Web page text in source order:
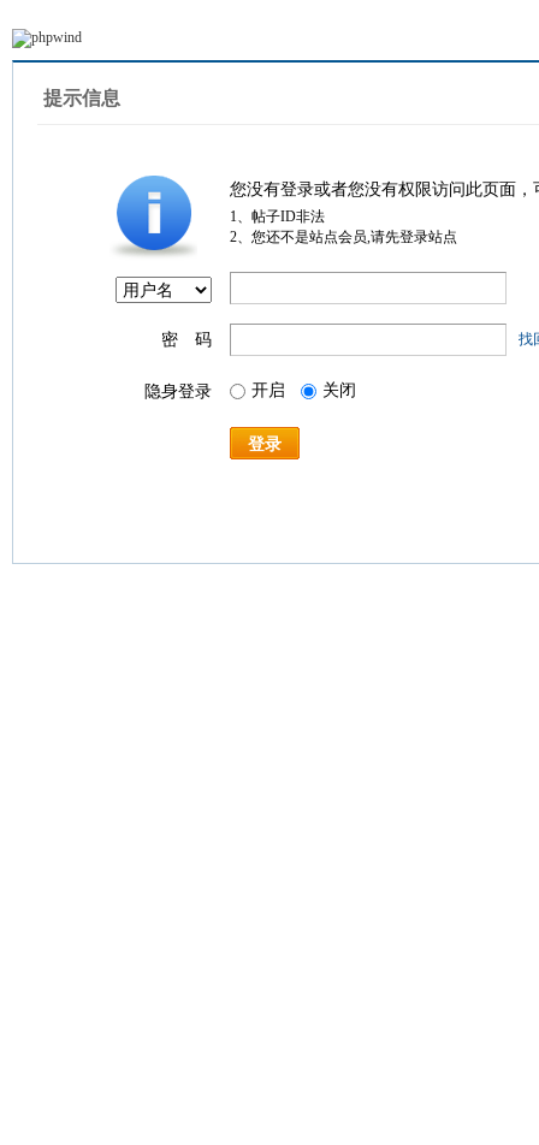
提示信息
您没有登录或者您没有权限访问此页面
1、帖子ID非法
2、您还不是站点会员,请先登录站点
密 码 找
隐身登录 开启 关闭
登录